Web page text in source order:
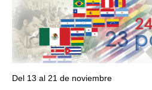
Del 13 al 21 de noviembre